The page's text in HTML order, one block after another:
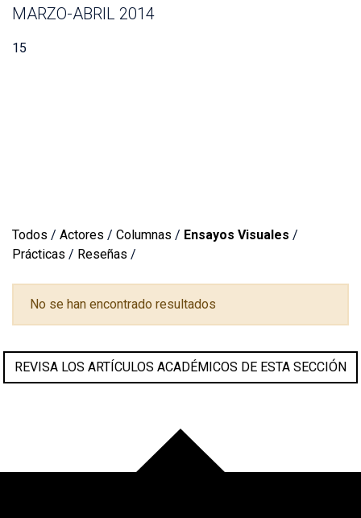
MARZO-ABRIL 2014
15
Todos / Actores / Columnas / Ensayos Visuales /
Prácticas / Reseñas /
No se han encontrado resultados
REVISA LOS ARTÍCULOS ACADÉMICOS DE ESTA SECCIÓN